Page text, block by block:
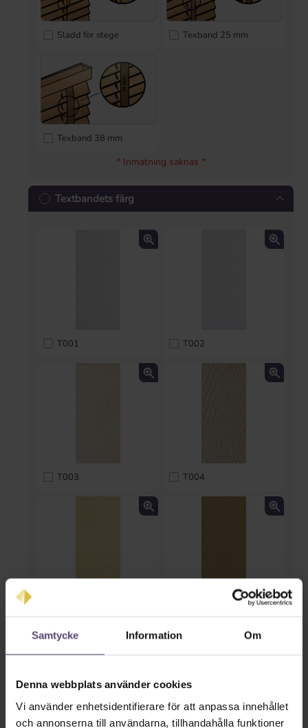
Samtycke Information Om
Denna webbplats använder cookies
Vi använder enhetsidentifierare för att anpassa innehållet
och annonserna till användarna, tillhandahålla funktioner
Sladd för stege Texband 25 mm
Texband 38 mm
* Inmatning saknas *
Textbandets färg
T001 T002
T003 T004